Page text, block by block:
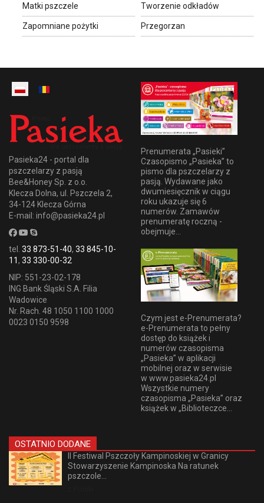
Matki pszczele Tworzenie odkładów
Zapomniane pożytki Przegorzan
Pasieka24 - portal dla
pszczelarzy z pasją
Bee&Honey Sp. z o.o.
Klecza Dolna, ul. Pszczela 2,
34-124 Klecza Górna
E-mail: info@pasieka24.pl
tel. 33 873-51-40, 33 845-10-
11, 33 330-00-32
NIP: 551-23-02-178
ING Bank Śląski S.A. Filia
Wadowice
Nr. Rach. 48 1050 1100 1000
0023 0150 9598
Prenumerata „Pasieki”
Czasopismo „Pasieka” to
pismo dla pszczelarzy z
pasją. Wydawane jako
dwumiesięcznik w ciągu
roku ukazuje się 6
numerów. Zamawów
prenumeratę roczną -
obejmuje...
Czym jest e-Prenumerata?
e-Prenumerata to pełny
dostęp do książek i
numerów czasopisma
„Pasieka” w aplikacji
mobilnej oraz w serwisie
w www.pasieka24.pl
Wszystkie numery
czasopisma „Pasieka” oraz
książek w „Biblioteczce...
OSTATNIO DODANE
II Festiwal Pszczoły Kampinoskiej w Granicy
Stowarzyszenie Kampinoska Na ratunek
pszczole...